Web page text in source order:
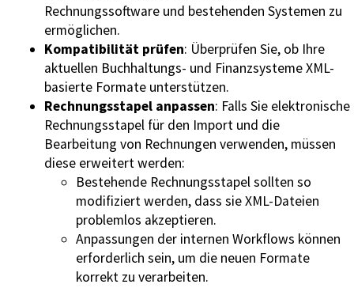
Rechnungssoftware und bestehenden Systemen zu
ermöglichen.
Kompatibilität prüfen: Überprüfen Sie, ob Ihre
aktuellen Buchhaltungs- und Finanzsysteme XML-
basierte Formate unterstützen.
Rechnungsstapel anpassen: Falls Sie elektronische
Rechnungsstapel für den Import und die
Bearbeitung von Rechnungen verwenden, müssen
diese erweitert werden:
Bestehende Rechnungsstapel sollten so
modifiziert werden, dass sie XML-Dateien
problemlos akzeptieren.
Anpassungen der internen Workflows können
erforderlich sein, um die neuen Formate
korrekt zu verarbeiten.